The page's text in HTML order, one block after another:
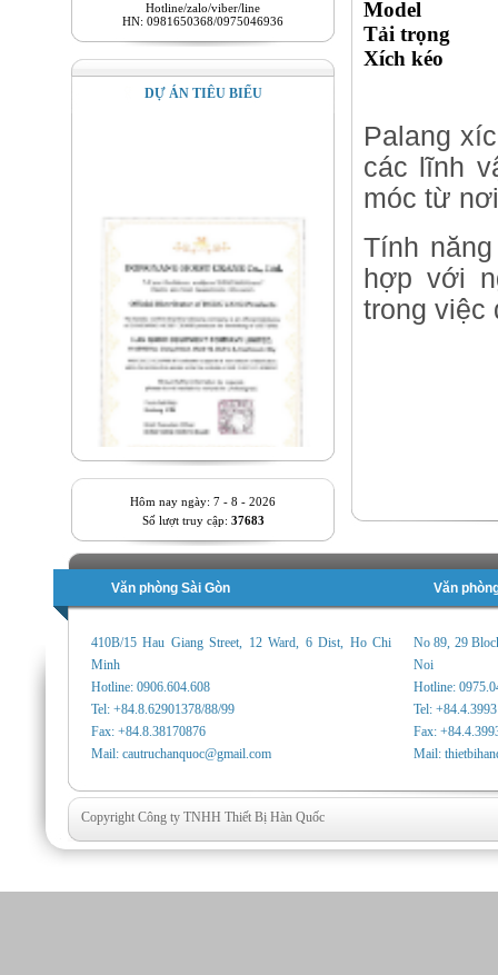
Hotline/zalo/viber/line
HN: 0981650368/0975046936
DỰ ÁN TIÊU BIỂU
Hôm nay ngày: 7 - 8 - 2026
Số lượt truy cập: 37683
Tải
Xích
Palang
các lĩnh
móc từ
Tính
hợp với
trong việc
Văn phòng Sài Gòn Văn
410B/15 Hau Giang Street, 12 Ward, 6 Dist, Ho Chi
Minh
Hotline: 0906.604.608
Tel: +84.8.62901378/88/99
Fax: +84.8.38170876
Mail: cautruchanquoc@gmail.com
No 89, 29
Noi
Hotline:
Tel:
Fax:
Mail:
Copyright Công ty TNHH Thiết Bị Hàn Quốc